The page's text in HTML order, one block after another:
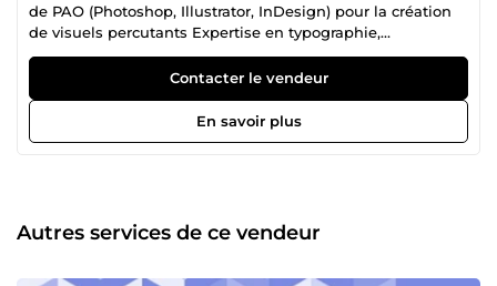
de PAO (Photoshop, Illustrator, InDesign) pour la création
de visuels percutants Expertise en typographie,
colorimétrie, et composition d’images. Capacité à
développer des idées créatives pour divers supports :
affichage, packaging, logotypes, et supports digitaux.
Accompagnement des Campagnes Facebook Ads Création
de campagnes clé en main, incluant la configuration du
Production de visuels attractifs et textes publicitaires
(copywriting) pour maximiser l'engagement.
Contacter le vendeur
En savoir plus
Autres services de ce vendeur